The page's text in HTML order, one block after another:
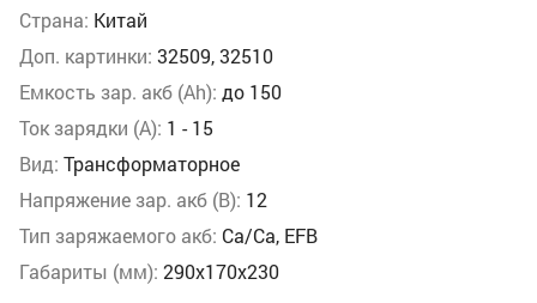
Страна: Китай
Доп. картинки: 32509, 32510
Емкость зар. акб (Аh): до 150
Ток зарядки (А): 1 - 15
Вид: Трансформаторное
Напряжение зар. акб (В): 12
Тип заряжаемого акб: Ca/Ca, EFB
Габариты (мм): 290х170х230